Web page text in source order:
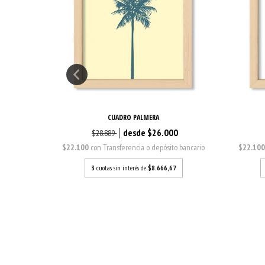
CUADRO PALMERA
$28.889 $26.000
$22.100 con Transferencia o depósito bancario
3 cuotas sin interés de $8.666,67